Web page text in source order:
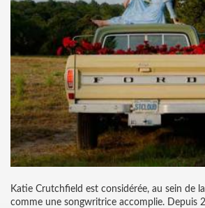
Katie Crutchfield est considérée, au sein de
comme une songwritrice accomplie. Depuis